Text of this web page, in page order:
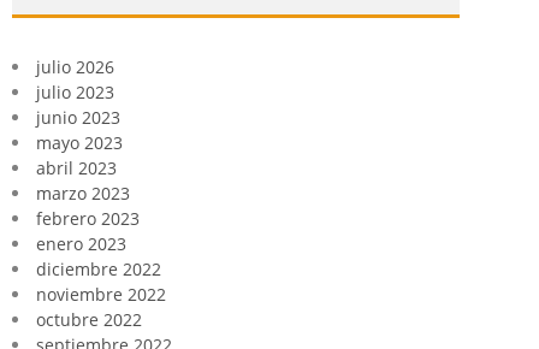
julio 2026
julio 2023
junio 2023
mayo 2023
abril 2023
marzo 2023
febrero 2023
enero 2023
diciembre 2022
noviembre 2022
octubre 2022